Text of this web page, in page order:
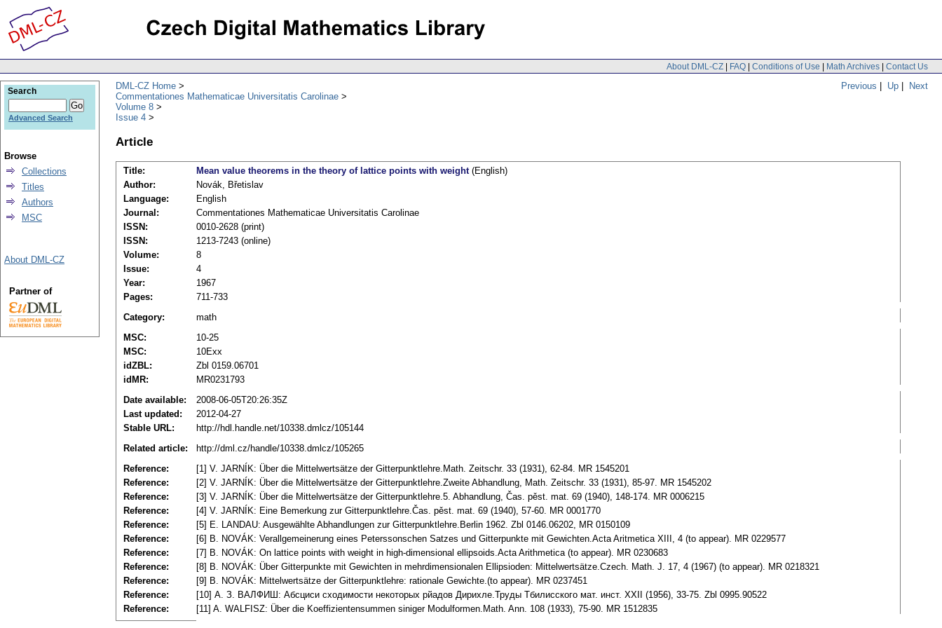
About DML-CZ | FAQ | Conditions of Use | Math Archives | Contact Us
Previous | Up | Next
DML-CZ Home
Commentationes Mathematicae Universitatis Carolinae
Volume 8
Issue 4
Article
Title: Mean value theorems in the theory of lattice points with weight(English)
Author:
Novák, Břetislav
Language:
English
Journal:
Commentationes Mathematicae Universitatis Carolinae
ISSN:
0010-2628 (print)
ISSN:
1213-7243 (online)
Volume:
8
Issue:
4
Year:
1967
Pages:
711-733
Category:
math
MSC:
10-25
MSC:
10Exx
idZBL:
Zbl 0159.06701
idMR:
MR0231793
Date available:
2008-06-05T20:26:35Z
Last updated:
2012-04-27
Stable URL:
http://hdl.handle.net/10338.dmlcz/105144
Related article:
http://dml.cz/handle/10338.dmlcz/105265
Reference:
[1] V. JARNÍK: Über die Mittelwertsätze der Gitterpunktlehre.Math. Zeitschr. 33 (1931), 62-84. MR 1545201
Reference:
[2] V. JARNÍK: Über die Mittelwertsätze der Gitterpunktlehre.Zweite Abhandlung, Math. Zeitschr. 33 (1931), 85-97. MR 1545202
Reference:
[3] V. JARNÍK: Über die Mittelwertsätze der Gitterpunktlehre.5. Abhandlung, Čas. pěst. mat. 69 (1940), 148-174. MR 0006215
Reference:
[4] V. JARNÍK: Eine Bemerkung zur Gitterpunktlehre.Čas. pěst. mat. 69 (1940), 57-60. MR 0001770
Reference:
[5] E. LANDAU: Ausgewählte Abhandlungen zur Gitterpunktlehre.Berlin 1962. Zbl 0146.06202, MR 0150109
Reference:
[6] B. NOVÁK: Verallgemeinerung eines Peterssonschen Satzes und Gitterpunkte mit Gewichten.Acta Aritmetica XIII, 4 (to appear). MR 0229577
Reference:
[7] B. NOVÁK: On lattice points with weight in high-dimensional ellipsoids.Acta Arithmetica (to appear). MR 0230683
Reference:
[8] B. NOVÁK: Über Gitterpunkte mit Gewichten in mehrdimensionalen Ellipsioden: Mittelwertsätze.Czech. Math. J. 17, 4 (1967) (to appear). MR 0218321
Reference:
[9] B. NOVÁK: Mittelwertsätze der Gitterpunktlehre: rationale Gewichte.(to appear). MR 0237451
Reference:
[10] А. З. ВАЛФИШ: Абсциси сходимости некоторых рйадов Дирихле.Труды Тбилисского мат. инст. XXII (1956), 33-75. Zbl 0995.90522
Reference:
[11] A. WALFISZ: Über die Koeffizientensummen siniger Modulformen.Math. Ann. 108 (1933), 75-90. MR 1512835
Search
Advanced Search
Browse
Collections
Titles
Authors
MSC
About DML-CZ
Partner of